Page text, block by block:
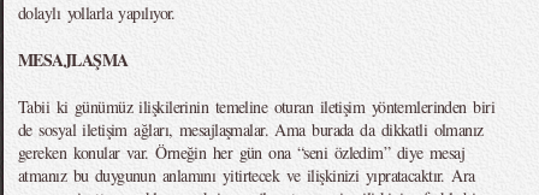
dolaylı yollarla yapılıyor.
MESAJLAŞMA
Tabii ki günümüz ilişkilerinin temeline oturan iletişim yöntemlerinden biri
de sosyal iletişim ağları, mesajlaşmalar. Ama burada da dikkatli olmanız
gereken konular var. Örneğin her gün ona “seni özledim” diye mesaj
atmanız bu duygunun anlamını yitirtecek ve ilişkinizi yıpratacaktır. Ara